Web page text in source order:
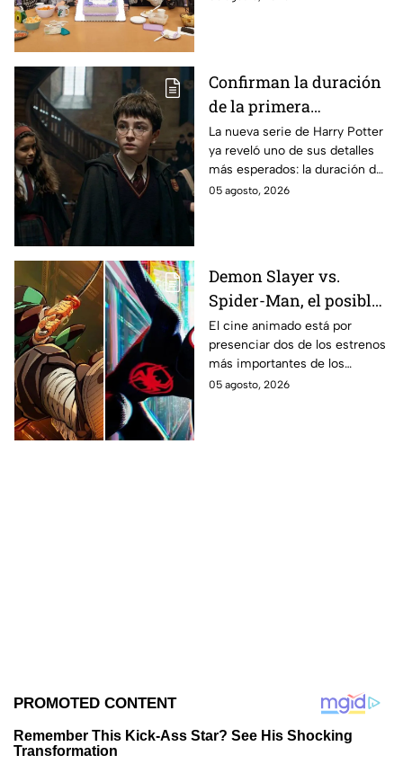
Confirman la duración
de la primera
temporada de Harry
Potter y emocionará a
los fans de los libros
La nueva serie de Harry Potter
ya reveló uno de sus detalles
más esperados: la duración de
la primera temporada basada
05 agosto, 2026
Demon Slayer vs.
Spider-Man, el posible
gran enfrentamiento
en taquilla del 2027
El cine animado está por
presenciar dos de los estrenos
más importantes de los
últimos años.
05 agosto, 2026